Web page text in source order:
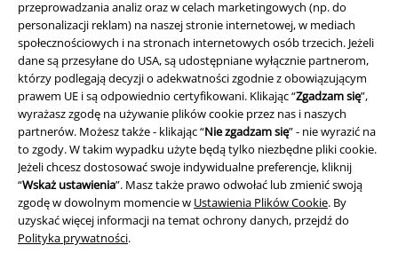
przeprowadzania analiz oraz w celach marketingowych (np. do
personalizacji reklam) na naszej stronie internetowej, w mediach
społecznościowych i na stronach internetowych osób trzecich. Jeżeli
dane są przesyłane do USA, są udostępniane wyłącznie partnerom,
którzy podlegają decyzji o adekwatności zgodnie z obowiązującym
prawem UE i są odpowiednio certyfikowani. Klikając “Zgadzam się”,
wyrażasz zgodę na używanie plików cookie przez nas i naszych
partnerów. Możesz także - klikając “Nie zgadzam się” - nie wyrazić na
to zgody. W takim wypadku użyte będą tylko niezbędne pliki cookie.
Jeżeli chcesz dostosować swoje indywidualne preferencje, kliknij
“Wskaż ustawienia”. Masz także prawo odwołać lub zmienić swoją
zgodę w dowolnym momencie w Ustawienia Plików Cookie. By
uzyskać więcej informacji na temat ochrony danych, przejdź do
Polityka prywatności.
Informacje prawne
Regulamin
Dane firmy
Polityka prywatności
Unieszkodliwianie odpadów i ochrona środowiska
Deklaracja Zgodności